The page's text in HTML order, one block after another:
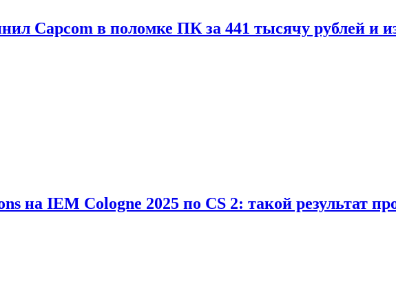
Capcom в поломке ПК за 441 тысячу рублей и
на IEM Cologne 2025 по CS 2: такой результат